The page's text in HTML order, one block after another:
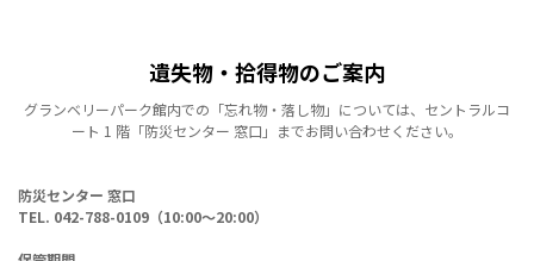
遺失物・拾得物のご案内
グランベリーパーク館内での「忘れ物・落し物」については、セントラルコ
ート 1 階「防災センター 窓口」までお問い合わせください。
防災センター 窓口
TEL. 042-788-0109（10:00～20:00）